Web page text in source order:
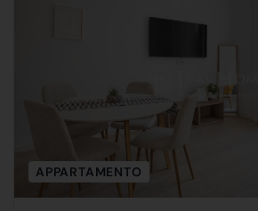
APPARTAMENTO